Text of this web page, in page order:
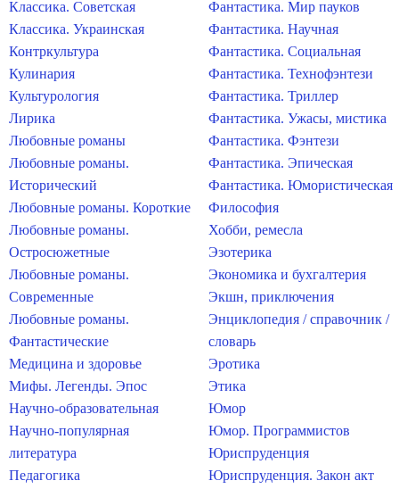
Классика. Советская
Классика. Украинская
Контркультура
Кулинария
Культурология
Лирика
Любовные романы
Любовные романы.
Исторический
Любовные романы. Короткие
Любовные романы.
Остросюжетные
Любовные романы.
Современные
Любовные романы.
Фантастические
Медицина и здоровье
Мифы. Легенды. Эпос
Научно-образовательная
Научно-популярная
литература
Педагогика
Фантастика. Мир пауков
Фантастика. Научная
Фантастика. Социальная
Фантастика. Технофэнтези
Фантастика. Триллер
Фантастика. Ужасы, мистика
Фантастика. Фэнтези
Фантастика. Эпическая
Фантастика. Юмористическая
Философия
Хобби, ремесла
Эзотерика
Экономика и бухгалтерия
Экшн, приключения
Энциклопедия / справочник /
словарь
Эротика
Этика
Юмор
Юмор. Программистов
Юриспруденция
Юриспруденция. Закон акт